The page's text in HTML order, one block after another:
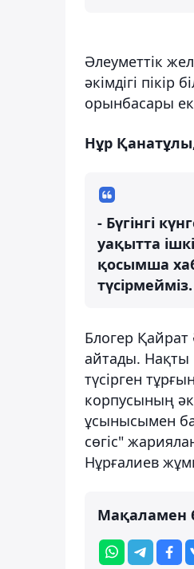
Әлеуметтік
әкімдігі
орынбасары
Нұр
- Бүгінгі
уақытта
қосымша
түсірмейміз.
Блогер Қайрат
айтады. Нақты
түсірген
корпусының
ұсынысымен
сөгіс"
Нұрғалиев
Мақаламен